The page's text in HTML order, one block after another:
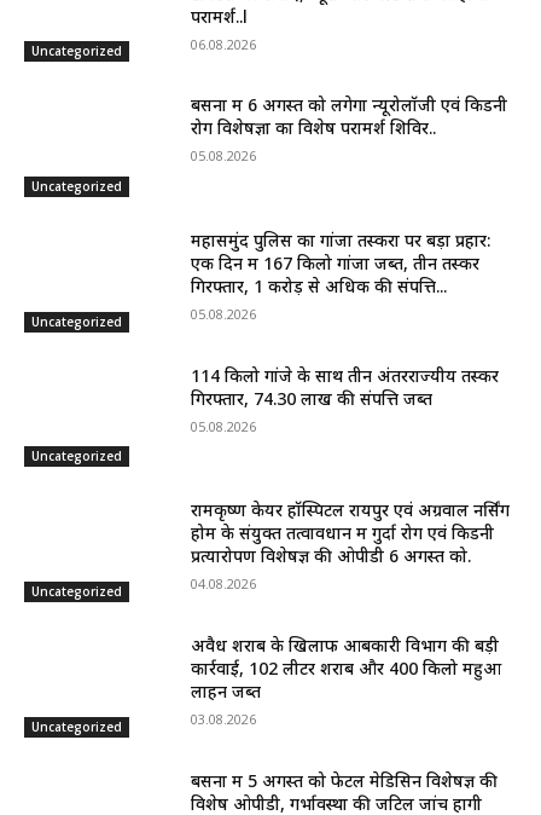
Uncategorized
परामर्श..l
06.08.2026
Uncategorized
बसना में 6 अगस्त को लगेगा न्यूरोलॉजी एवं किडनी
रोग विशेषज्ञों का विशेष परामर्श शिविर..
05.08.2026
Uncategorized
महासमुंद पुलिस का गांजा तस्करों पर बड़ा प्रहार:
एक दिन में 167 किलो गांजा जब्त, तीन तस्कर
गिरफ्तार, 1 करोड़ से अधिक की संपत्ति...
05.08.2026
Uncategorized
114 किलो गांजे के साथ तीन अंतरराज्यीय तस्कर
गिरफ्तार, 74.30 लाख की संपत्ति जब्त
05.08.2026
Uncategorized
रामकृष्ण केयर हॉस्पिटल रायपुर एवं अग्रवाल नर्सिंग
होम के संयुक्त तत्वावधान में गुर्दा रोग एवं किडनी
प्रत्यारोपण विशेषज्ञ की ओपीडी 6 अगस्त को.
04.08.2026
Uncategorized
अवैध शराब के खिलाफ आबकारी विभाग की बड़ी
कार्रवाई, 102 लीटर शराब और 400 किलो महुआ
लाहन जब्त
03.08.2026
बसना में 5 अगस्त को फेटल मेडिसिन विशेषज्ञ की
विशेष ओपीडी, गर्भावस्था की जटिल जांचें होंगी